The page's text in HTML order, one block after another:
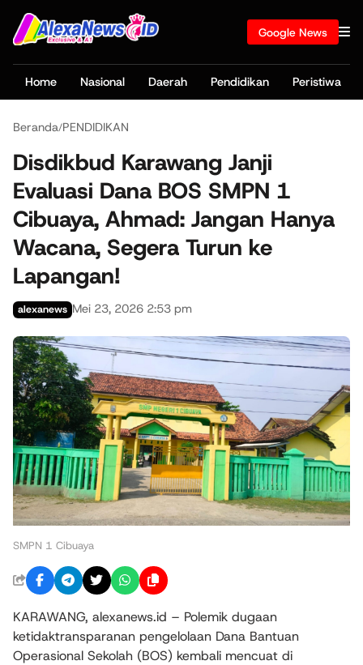
Google News
Home Nasional Daerah Pendidikan Peristiwa
Beranda/PENDIDIKAN
Disdikbud Karawang Janji
Evaluasi Dana BOS SMPN 1
Cibuaya, Ahmad: Jangan Hanya
Wacana, Segera Turun ke
Lapangan!
alexanews Mei 23, 2026 2:53 pm
SMPN 1 Cibuaya
KARAWANG, alexanews.id – Polemik dugaan
ketidaktransparanan pengelolaan Dana Bantuan
Operasional Sekolah (BOS) kembali mencuat di